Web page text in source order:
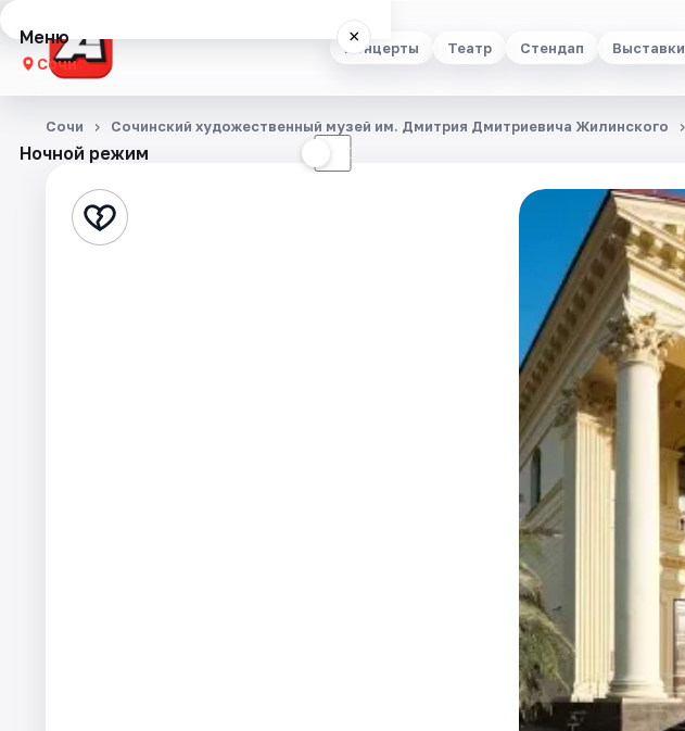
Концерты Театр Стендап Выставки
Меню ×
Сочи
Концерты
Стендап
Ночной режим ☾
Сочи Сочинский художественный музей им. Дмитрия Дмитриевича Жилинского